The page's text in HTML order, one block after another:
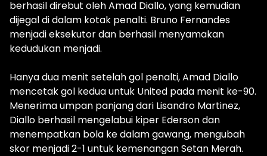
berhasil direbut oleh Amad Diallo, yang kemudian
dijegal di dalam kotak penalti. Bruno Fernandes
menjadi eksekutor dan berhasil menyamakan
kedudukan menjadi.
Hanya dua menit setelah gol penalti, Amad Diallo
mencetak gol kedua untuk United pada menit ke-90.
Menerima umpan panjang dari Lisandro Martinez,
Diallo berhasil mengelabui kiper Ederson dan
menempatkan bola ke dalam gawang, mengubah
skor menjadi 2-1 untuk kemenangan Setan Merah.